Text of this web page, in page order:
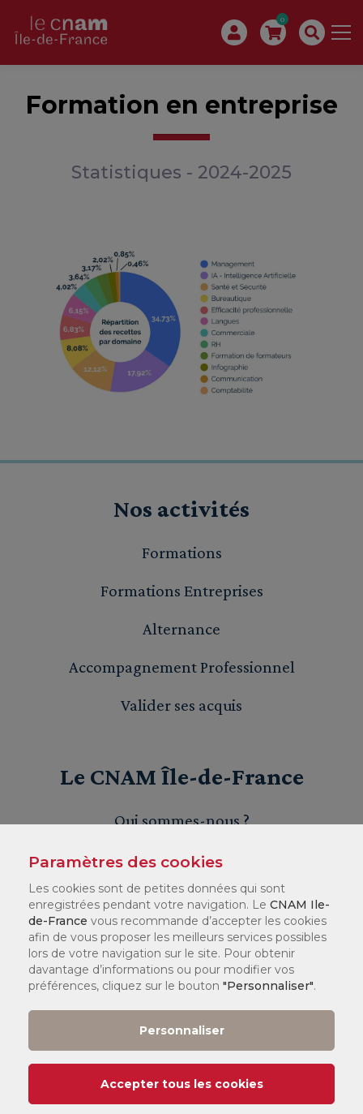
0
Formation en entreprise
Statistiques - 2024-2025
Nos activités
Formations
Formations Entreprises
Alternance
Accompagnement Professionnel
Valider ses acquis
Le CNAM Île-de-France
Qui sommes-nous ?
Rejoignez-nous
RSE
Le CNAM
FAQ
Information & Inscription
Contactez-nous
Paramètres des cookies
Les cookies sont de petites données qui sont
enregistrées pendant votre navigation. Le CNAM Ile-
de-France vous recommande d’accepter les cookies
afin de vous proposer les meilleurs services possibles
lors de votre navigation sur le site. Pour obtenir
davantage d’informations ou pour modifier vos
préférences, cliquez sur le bouton "Personnaliser".
Personnaliser
Accepter tous les cookies